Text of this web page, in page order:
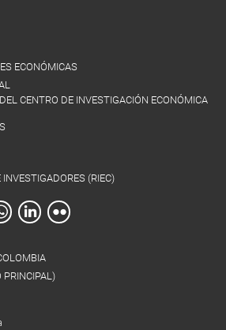
ECONÓMICAS
CENTRO DE INVESTIGACIÓN ECONÓMICA
(RIEC)
PRINCIPAL)